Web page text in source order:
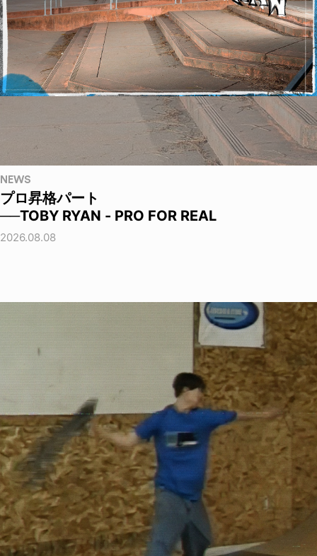
NEWS
プロ昇格パート
──TOBY RYAN - PRO FOR REAL
2026.08.08